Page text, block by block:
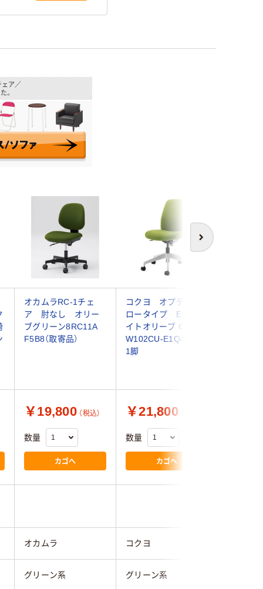
ェア／
。
次へ
オカムラRC-1チェ
ア 肘なし オリー
ブグリーン8RC11A
F5B8（取寄品）
コクヨ オプティ
ロータイプ E1 ラ
イトオリーブ C02-
W102CU-E1Q4Q42
1脚
￥19,800 （税込）
数量
カゴへ
￥21,800
数量
カゴへ
オカムラ コクヨ
グリーン系 グリーン系